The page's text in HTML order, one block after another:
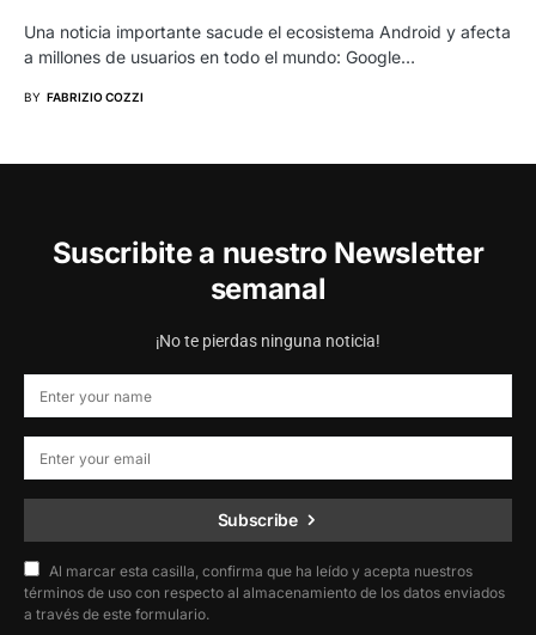
Una noticia importante sacude el ecosistema Android y afecta
a millones de usuarios en todo el mundo: Google…
BY FABRIZIO COZZI
Suscribite a nuestro Newsletter
semanal
¡No te pierdas ninguna noticia!
Subscribe
Al marcar esta casilla, confirma que ha leído y acepta nuestros
términos de uso con respecto al almacenamiento de los datos enviados
a través de este formulario.